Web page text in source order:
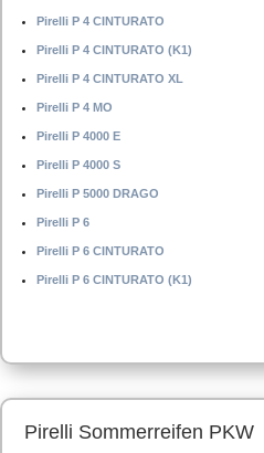
Pirelli P 4 CINTURATO
Pirelli P 4 CINTURATO (K1)
Pirelli P 4 CINTURATO XL
Pirelli P 4 MO
Pirelli P 4000 E
Pirelli P 4000 S
Pirelli P 5000 DRAGO
Pirelli P 6
Pirelli P 6 CINTURATO
Pirelli P 6 CINTURATO (K1)
Pirelli Sommerreifen PKW